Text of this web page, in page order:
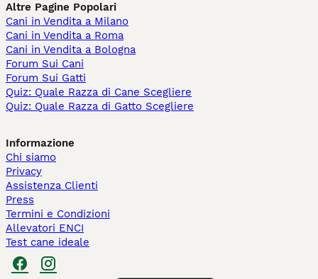
Altre Pagine Popolari
Cani in Vendita a Milano
Cani in Vendita a Roma
Cani in Vendita a Bologna
Forum Sui Cani
Forum Sui Gatti
Quiz: Quale Razza di Cane Scegliere
Quiz: Quale Razza di Gatto Scegliere
Informazione
Chi siamo
Privacy
Assistenza Clienti
Press
Termini e Condizioni
Allevatori ENCI
Test cane ideale